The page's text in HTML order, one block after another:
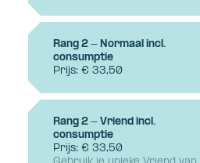
Rang 2 - Normaal incl.
consumptie
Prijs: € 33,50
Rang 2 - Vriend incl.
consumptie
Prijs: € 33,50